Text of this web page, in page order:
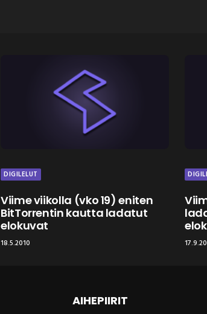
DIGILELUT
Viime viikolla (vko 19) eniten
BitTorrentin kautta ladatut
elokuvat
18.5.2010
AIHEPIIRIT